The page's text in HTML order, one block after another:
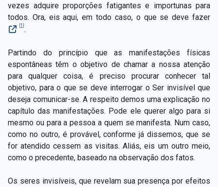
vezes adquire proporções fatigantes e importunas para
todos. Ora, eis aqui, em todo caso, o que se deve fazer
[1] .
Partindo do princípio que as manifestações físicas
espontâneas têm o objetivo de chamar a nossa atenção
para qualquer coisa, é preciso procurar conhecer tal
objetivo, para o que se deve interrogar o Ser invisível que
deseja comunicar-se. A respeito demos uma explicação no
capítulo das manifestações. Pode ele querer algo para si
mesmo ou para a pessoa a quem se manifesta. Num caso,
como no outro, é provável, conforme já dissemos, que se
for atendido cessem as visitas. Aliás, eis um outro meio,
como o precedente, baseado na observação dos fatos.
Os seres invisíveis, que revelam sua presença por efeitos